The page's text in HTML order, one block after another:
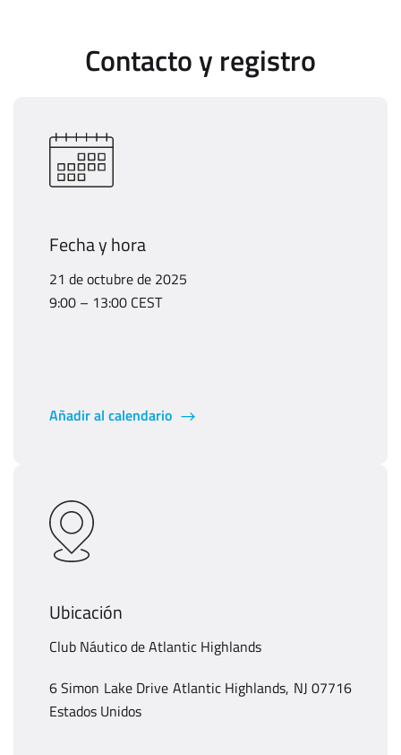
Contacto y registro
Fecha y hora
21 de octubre de 2025
9:00 – 13:00 CEST
Añadir al calendario
Ubicación
Club Náutico de Atlantic Highlands
6 Simon Lake Drive Atlantic Highlands, NJ 07716
Estados Unidos